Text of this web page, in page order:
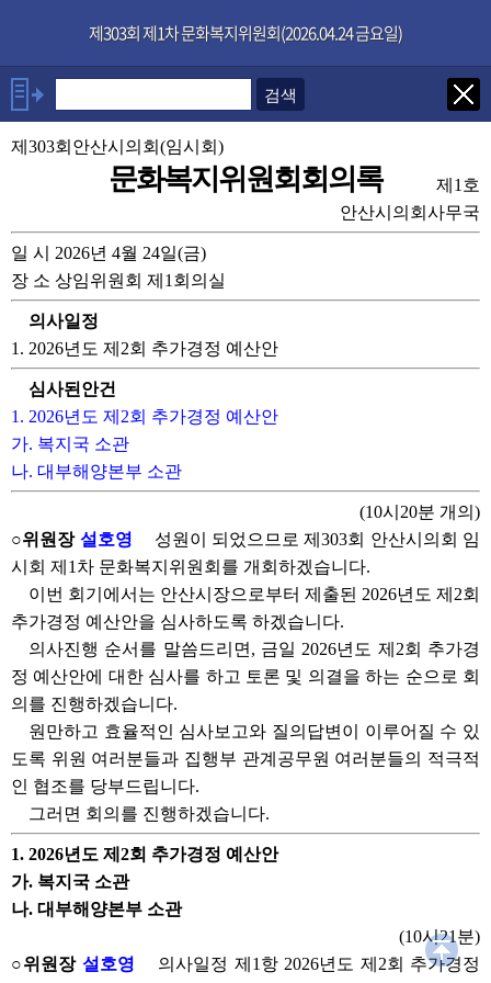
제303회 제1차 문화복지위원회(2026.04.24 금요일)
×
발언자
위원장 설호영
안건
부록
제303회안산시의회(임시회)
문화복지위원회회의록
제1호
안산시의회사무국
일 시 2026년 4월 24일(금)
장 소 상임위원회 제1회의실
의사일정
1. 2026년도 제2회 추가경정 예산안
심사된안건
1. 2026년도 제2회 추가경정 예산안
가. 복지국 소관
나. 대부해양본부 소관
(10시20분 개의)
○위원장 설호영
성원이 되었으므로 제303회 안산시의회 임
시회 제1차 문화복지위원회를 개회하겠습니다.
이번 회기에서는 안산시장으로부터 제출된 2026년도 제2회
추가경정 예산안을 심사하도록 하겠습니다.
의사진행 순서를 말씀드리면, 금일 2026년도 제2회 추가경
정 예산안에 대한 심사를 하고 토론 및 의결을 하는 순으로 회
의를 진행하겠습니다.
원만하고 효율적인 심사보고와 질의답변이 이루어질 수 있
도록 위원 여러분들과 집행부 관계공무원 여러분들의 적극적
인 협조를 당부드립니다.
그러면 회의를 진행하겠습니다.
1. 2026년도 제2회 추가경정 예산안
가. 복지국 소관
나. 대부해양본부 소관
(10시21분)
○위원장 설호영
의사일정 제1항 2026년도 제2회 추가경정